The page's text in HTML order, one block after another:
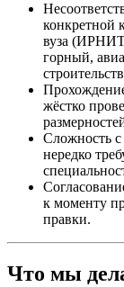
конкретной
вуза
горный,
жёстко
Сложность
нередко
к моменту
правки.
Что мы